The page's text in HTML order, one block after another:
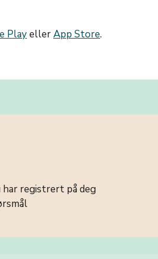
PlayellerApp Store.
registrert på deg